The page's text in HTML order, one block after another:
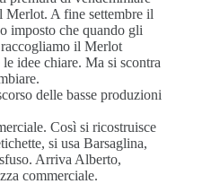
Merlot. A fine settembre il
imposto che quando gli
il Merlot
idee chiare. Ma si scontra
delle basse produzioni
Così si ricostruisce
si usa Barsaglina,
Arriva Alberto,
commerciale.